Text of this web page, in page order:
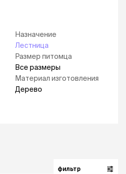
Назначение
Лестница
Размер питомца
Все размеры
Материал изготовления
Дерево
фильтр